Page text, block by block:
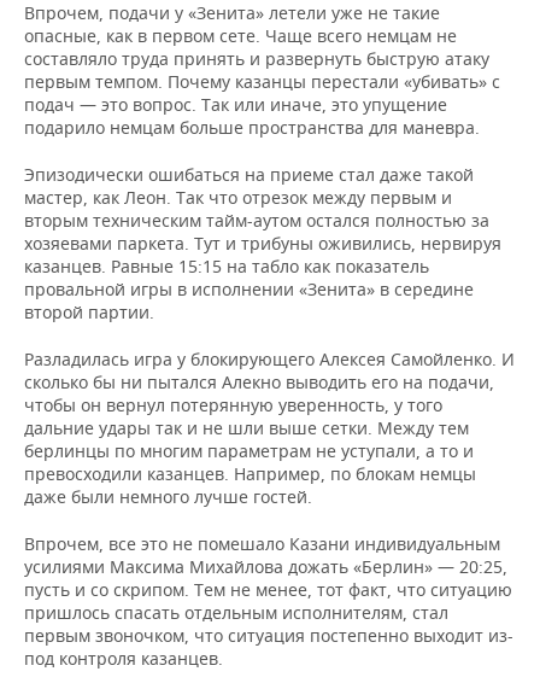
Впрочем, подачи у «Зенита» летели уже не такие
опасные, как в первом сете. Чаще всего немцам не
составляло труда принять и развернуть быструю атаку
первым темпом. Почему казанцы перестали «убивать» с
подач — это вопрос. Так или иначе, это упущение
подарило немцам больше пространства для маневра.
Эпизодически ошибаться на приеме стал даже такой
мастер, как Леон. Так что отрезок между первым и
вторым техническим тайм-аутом остался полностью за
хозяевами паркета. Тут и трибуны оживились, нервируя
казанцев. Равные 15:15 на табло как показатель
провальной игры в исполнении «Зенита» в середине
второй партии.
Разладилась игра у блокирующего Алексея Самойленко. И
сколько бы ни пытался Алекно выводить его на подачи,
чтобы он вернул потерянную уверенность, у того
дальние удары так и не шли выше сетки. Между тем
берлинцы по многим параметрам не уступали, а то и
превосходили казанцев. Например, по блокам немцы
даже были немного лучше гостей.
Впрочем, все это не помешало Казани индивидуальным
усилиями Максима Михайлова дожать «Берлин» — 20:25,
пусть и со скрипом. Тем не менее, тот факт, что ситуацию
пришлось спасать отдельным исполнителям, стал
первым звоночком, что ситуация постепенно выходит из-
под контроля казанцев.